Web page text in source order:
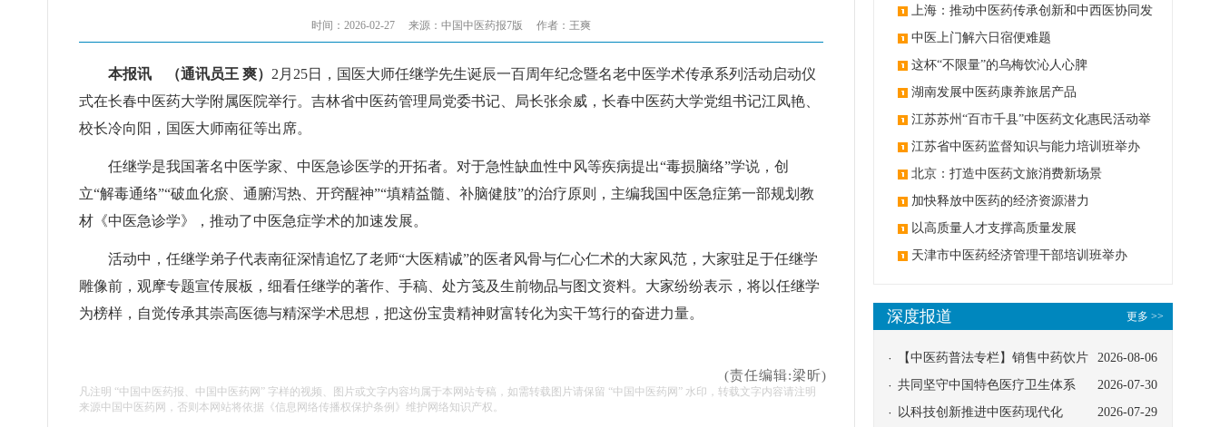
时间：2026-02-27 来源：中国中医药报7版 作者：王爽
本报讯 （通讯员王 爽） 2月25日，国医大师任继学先生诞辰一百周年纪念暨名老中医学术传承系列活动启动仪
式在长春中医药大学附属医院举行。吉林省中医药管理局党委书记、局长张余威，长春中医药大学党组书记江凤艳、
校长冷向阳，国医大师南征等出席。
任继学是我国著名中医学家、中医急诊医学的开拓者。对于急性缺血性中风等疾病提出“毒损脑络”学说，创
立“解毒通络”“破血化瘀、通腑泻热、开窍醒神”“填精益髓、补脑健肢”的治疗原则，主编我国中医急症第一部规划教
材《中医急诊学》，推动了中医急症学术的加速发展。
活动中，任继学弟子代表南征深情追忆了老师“大医精诚”的医者风骨与仁心仁术的大家风范，大家驻足于任继学
雕像前，观摩专题宣传展板，细看任继学的著作、手稿、处方笺及生前物品与图文资料。大家纷纷表示，将以任继学
为榜样，自觉传承其崇高医德与精深学术思想，把这份宝贵精神财富转化为实干笃行的奋进力量。
(责任编辑:梁昕)
凡注明 “中国中医药报、中国中医药网” 字样的视频、图片或文字内容均属于本网站专稿，如需转载图片请保留 “中国中医药网” 水印，转载文字内容请注明
来源中国中医药网，否则本网站将依据《信息网络传播权保护条例》维护网络知识产权。
上海：推动中医药传承创新和中西医协同发
展 中医上门解六日宿便难题
这杯“不限量”的乌梅饮沁人心脾
湖南发展中医药康养旅居产品
江苏苏州“百市千县”中医药文化惠民活动举
办 江苏省中医药监督知识与能力培训班举办
北京：打造中医药文旅消费新场景
加快释放中医药的经济资源潜力
以高质量人才支撑高质量发展
天津市中医药经济管理干部培训班举办
更多 >>
深度报道
2026-08-06
【中医药普法专栏】销售中药饮片
应告知煎服方法及注意事项
2026-07-30
共同坚守中国特色医疗卫生体系
2026-07-29
以科技创新推进中医药现代化